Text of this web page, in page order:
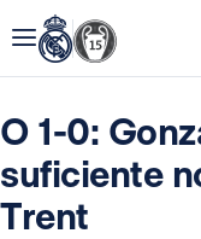
O 1-0:
suficiente
Trent